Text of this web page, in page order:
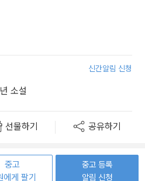
신간알림 신청
소설
선물하기 공유하기
중고
에게 팔기
중고 등록
알림 신청